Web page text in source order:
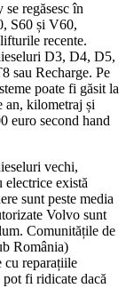
regăsesc în
S60 și V60,
recente.
D3, D4, D5,
sau Recharge. Pe
poate fi găsit la
an, kilometraj și
euro second hand
vechi,
există
sunt peste media
Volvo sunt
Comunitățile de
România)
cu reparațiile
pot fi ridicate dacă